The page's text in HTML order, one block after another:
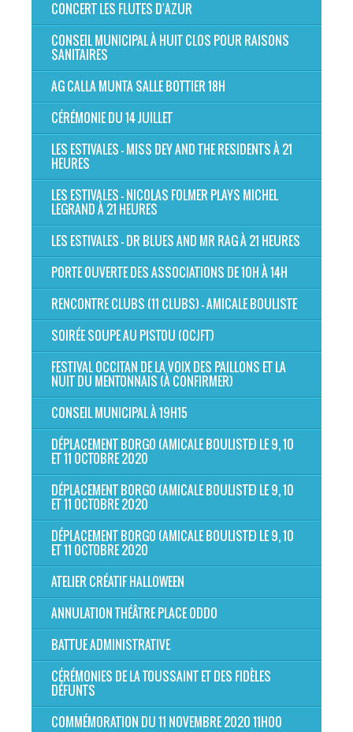
CONCERT LES FLUTES D'AZUR
CONSEIL MUNICIPAL À HUIT CLOS POUR RAISONS
SANITAIRES
AG CALLA MUNTA SALLE BOTTIER 18H
CÉRÉMONIE DU 14 JUILLET
LES ESTIVALES - MISS DEY AND THE RESIDENTS À 21
HEURES
LES ESTIVALES - NICOLAS FOLMER PLAYS MICHEL
LEGRAND À 21 HEURES
LES ESTIVALES - DR BLUES AND MR RAG À 21 HEURES
PORTE OUVERTE DES ASSOCIATIONS DE 10H À 14H
RENCONTRE CLUBS (11 CLUBS) - AMICALE BOULISTE
SOIRÉE SOUPE AU PISTOU (OCJFT)
FESTIVAL OCCITAN DE LA VOIX DES PAILLONS ET LA
NUIT DU MENTONNAIS (À CONFIRMER)
CONSEIL MUNICIPAL À 19H15
DÉPLACEMENT BORGO (AMICALE BOULISTE) LE 9, 10
ET 11 OCTOBRE 2020
DÉPLACEMENT BORGO (AMICALE BOULISTE) LE 9, 10
ET 11 OCTOBRE 2020
DÉPLACEMENT BORGO (AMICALE BOULISTE) LE 9, 10
ET 11 OCTOBRE 2020
ATELIER CRÉATIF HALLOWEEN
ANNULATION THÉÂTRE PLACE ODDO
BATTUE ADMINISTRATIVE
CÉRÉMONIES DE LA TOUSSAINT ET DES FIDÈLES
DÉFUNTS
COMMÉMORATION DU 11 NOVEMBRE 2020 11H00